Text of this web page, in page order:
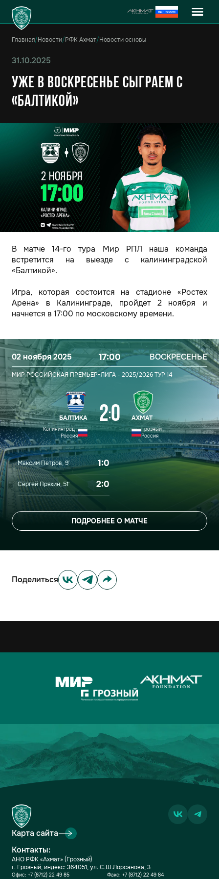
Главная/Новости/РФК Ахмат/Новости основы
31.10.2025
Уже в воскресенье сыграем с
«Балтикой»
В матче 14-го тура Мир РПЛ наша команда
встретится на выезде с калининградской
«Балтикой».
Игра, которая состоится на стадионе «Ростех
Арена» в Калининграде, пройдет 2 ноября и
начнется в 17:00 по московскому времени.
02 ноября 2025 17:00 ВОСКРЕСЕНЬЕ
МИР РОССИЙСКАЯ ПРЕМЬЕР-ЛИГА - 2025/2026ТУР 14
БАЛТИКА
Калининград ,
Россия
2:0 АХМАТ
Грозный ,
Россия
Максим Петров, 9′ 1:0
Сергей Пряхин, 51′ 2:0
ПОДРОБНЕЕ О МАТЧЕ
Поделиться
Карта сайта
Контакты:
АНО РФК «Ахмат» (Грозный)
г. Грозный, индекс: 364051, ул. С.Ш.Лорсанова, 3
Офис: +7 (8712) 22 49 85 Факс: +7 (8712) 22 49 84